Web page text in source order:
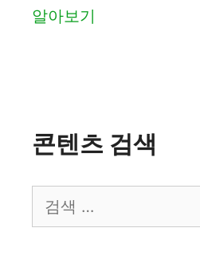
알아보기
콘텐츠 검색
색: